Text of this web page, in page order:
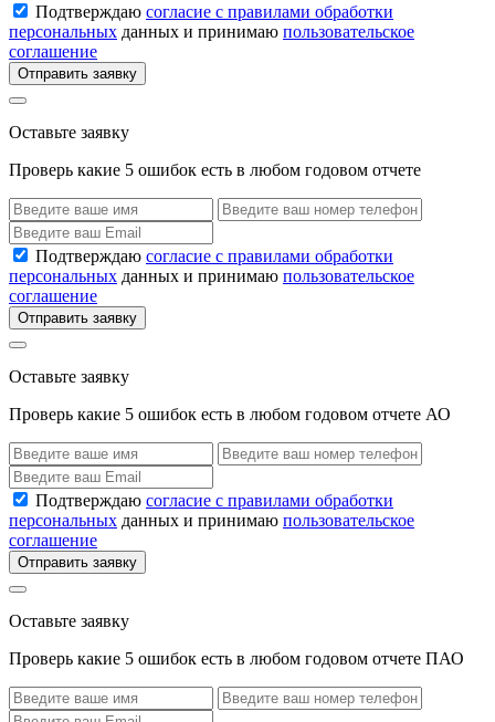
Подтверждаю согласие с правилами обработки
персональных данных и принимаю пользовательское
соглашение
Отправить заявку
Оставьте заявку
Проверь какие 5 ошибок есть в любом годовом отчете
Подтверждаю согласие с правилами обработки
персональных данных и принимаю пользовательское
соглашение
Отправить заявку
Оставьте заявку
Проверь какие 5 ошибок есть в любом годовом отчете АО
Подтверждаю согласие с правилами обработки
персональных данных и принимаю пользовательское
соглашение
Отправить заявку
Оставьте заявку
Проверь какие 5 ошибок есть в любом годовом отчете ПАО